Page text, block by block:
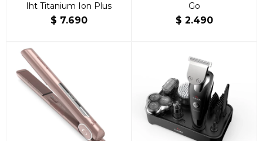
Iht Titanium Ion Plus
$ 7.690
Go
$ 2.490